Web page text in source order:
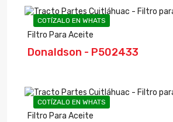
COTÍZALO EN WHATS
Filtro Para Aceite
Donaldson - P502433
COTÍZALO EN WHATS
Filtro Para Aceite